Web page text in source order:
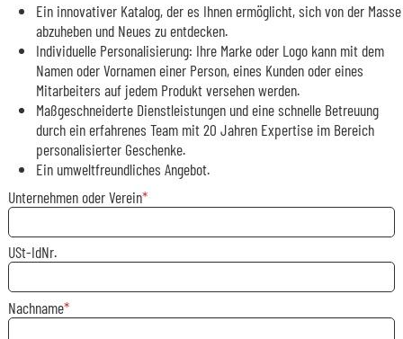
Ein innovativer Katalog, der es Ihnen ermöglicht, sich von der Masse
abzuheben und Neues zu entdecken.
Individuelle Personalisierung: Ihre Marke oder Logo kann mit dem
Namen oder Vornamen einer Person, eines Kunden oder eines
Mitarbeiters auf jedem Produkt versehen werden.
Maßgeschneiderte Dienstleistungen und eine schnelle Betreuung
durch ein erfahrenes Team mit 20 Jahren Expertise im Bereich
personalisierter Geschenke.
Ein umweltfreundliches Angebot.
Unternehmen oder Verein
USt-IdNr.
Nachname